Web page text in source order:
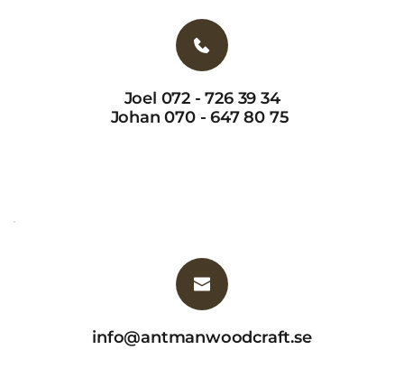
Joel 072 - 726 39 34
Johan 070 - 647 80 75
info@antmanwoodcraft.se